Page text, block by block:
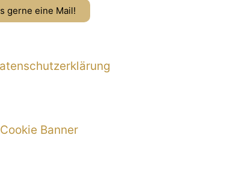
gerne eine Mail!
Banner